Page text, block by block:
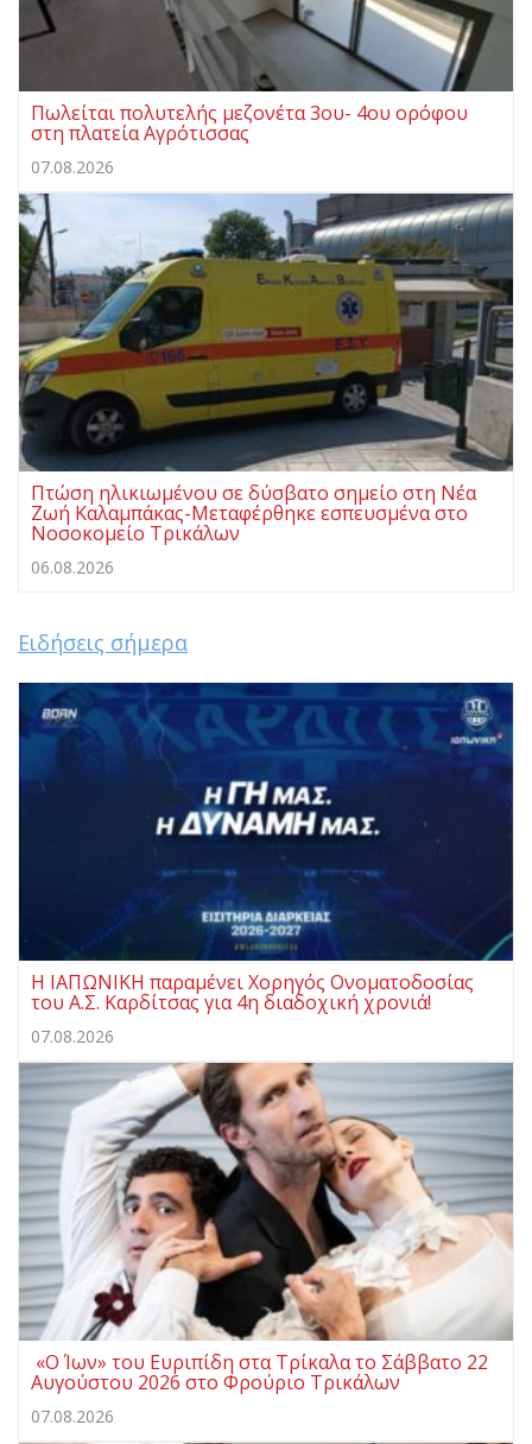
Πωλείται πολυτελής μεζονέτα 3ου- 4ου ορόφου
στη πλατεία Αγρότισσας
07.08.2026
Πτώση ηλικιωμένου σε δύσβατο σημείο στη Νέα
Ζωή Καλαμπάκας-Μεταφέρθηκε εσπευσμένα στο
Νοσοκομείο Τρικάλων
06.08.2026
Ειδήσεις σήμερα
Η ΙΑΠΩΝΙΚΗ παραμένει Χορηγός Ονοματοδοσίας
του Α.Σ. Καρδίτσας για 4η διαδοχική χρονιά!
07.08.2026
«Ο Ίων» του Ευριπίδη στα Τρίκαλα το Σάββατο 22
Αυγούστου 2026 στο Φρούριο Τρικάλων
07.08.2026